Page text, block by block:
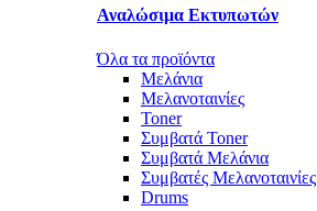
Αναλώσιμα Εκτυπωτών
Όλα τα προϊόντα
Μελάνια
Μελανοταινίες
Toner
Συμβατά Toner
Συμβατά Μελάνια
Συμβατές Μελανοταινίες
Drums